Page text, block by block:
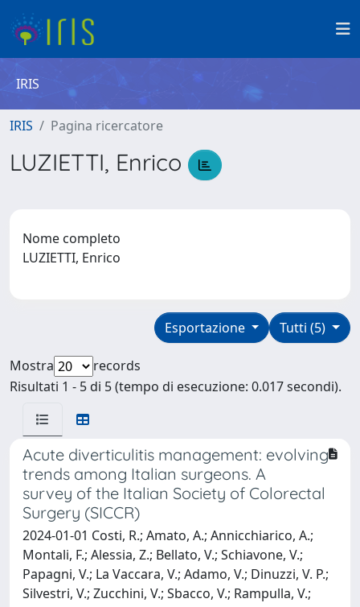
IRIS
IRIS Pagina ricercatore
LUZIETTI, Enrico
Nome completo
LUZIETTI, Enrico
Tutti (5)
Esportazione
Mostra
records
Risultati 1 - 5 di 5 (tempo di esecuzione: 0.017 secondi).
Acute diverticulitis management: evolving
trends among Italian surgeons. A
survey of the Italian Society of Colorectal
Surgery (SICCR)
2024-01-01 Costi, R.; Amato, A.; Annicchiarico, A.;
Montali, F.; Alessia, Z.; Bellato, V.; Schiavone, V.;
Papagni, V.; La Vaccara, V.; Adamo, V.; Dinuzzi, V. P.;
Silvestri, V.; Zucchini, V.; Sbacco, V.; Rampulla, V.;